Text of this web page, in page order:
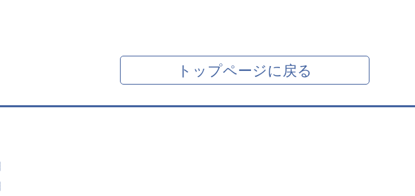
トップページに戻る